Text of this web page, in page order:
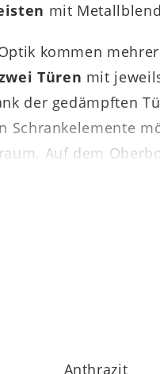
mit
kommen
Türen mit
der gedämpften
Schrankelemente
Auf dem
durch und
Anthrazit